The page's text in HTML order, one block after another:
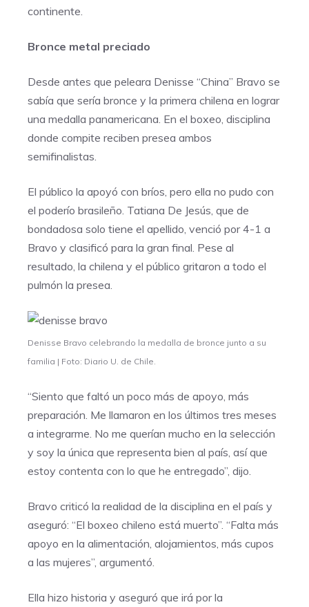
continente.
Bronce metal preciado
Desde antes que peleara Denisse “China” Bravo se
sabía que sería bronce y la primera chilena en lograr
una medalla panamericana. En el boxeo, disciplina
donde compite reciben presea ambos
semifinalistas.
El público la apoyó con bríos, pero ella no pudo con
el poderío brasileño. Tatiana De Jesús, que de
bondadosa solo tiene el apellido, venció por 4-1 a
Bravo y clasificó para la gran final. Pese al
resultado, la chilena y el público gritaron a todo el
pulmón la presea.
Denisse Bravo celebrando la medalla de bronce junto a su
familia | Foto: Diario U. de Chile.
“Siento que faltó un poco más de apoyo, más
preparación. Me llamaron en los últimos tres meses
a integrarme. No me querían mucho en la selección
y soy la única que representa bien al país, así que
estoy contenta con lo que he entregado”, dijo.
Bravo criticó la realidad de la disciplina en el país y
aseguró: “El boxeo chileno está muerto”. “Falta más
apoyo en la alimentación, alojamientos, más cupos
a las mujeres”, argumentó.
Ella hizo historia y aseguró que irá por la